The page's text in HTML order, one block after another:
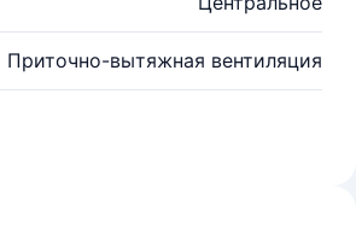
Приточно-вытяжная вентиляция